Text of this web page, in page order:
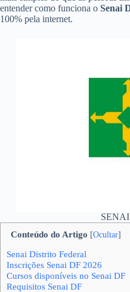
entender como funciona o Senai
100% pela internet.
Conteúdo do Artigo [Ocultar]
Senai Distrito Federal
Inscrições Senai DF 2026
Cursos disponíveis no Senai DF
Requisitos Senai DF